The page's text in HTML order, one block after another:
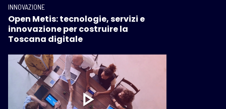
INNOVAZIONE
Open Metis: tecnologie, servizi e
innovazione per costruire la
Toscana digitale